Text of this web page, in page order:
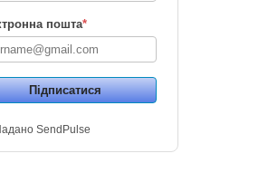
пошта*
Підписатися
SendPulse